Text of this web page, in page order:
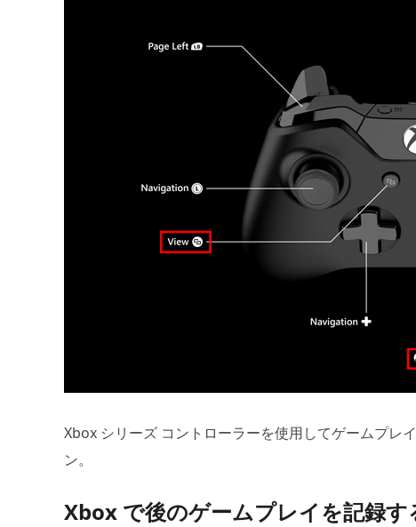
Xbox シリーズ コントローラーを使用してゲームプレ
ン。
Xbox で後のゲームプレイを記録す